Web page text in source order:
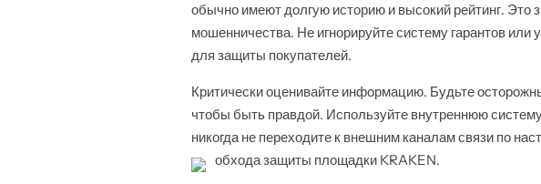
обычно имеют долгую историю и высокий рейтинг. Это
мошенничества. Не игнорируйте систему гарантов
для защиты покупателей.
Критически оценивайте информацию. Будьте
чтобы быть правдой. Используйте внутреннюю
никогда не переходите к внешним каналам связи по
обхода защиты площадки KRAKEN.